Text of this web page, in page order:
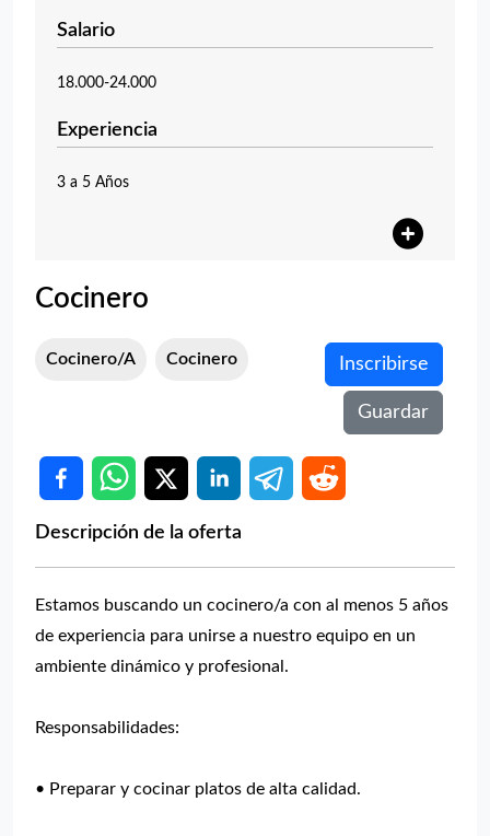
Salario
18.000-24.000
Experiencia
3 a 5 Años
Cocinero
Cocinero/a Cocinero Inscribirse
Guardar
Descripción de la oferta
Estamos buscando un cocinero/a con al menos 5 años
de experiencia para unirse a nuestro equipo en un
ambiente dinámico y profesional.
Responsabilidades:
• Preparar y cocinar platos de alta calidad.